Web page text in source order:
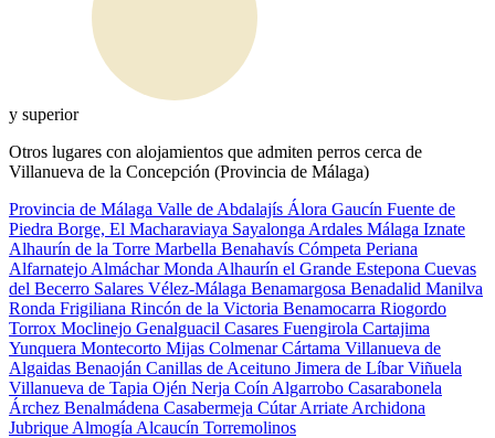
y superior
Otros lugares con alojamientos que admiten perros cerca de
Villanueva de la Concepción (Provincia de Málaga)
Provincia de Málaga Valle de Abdalajís Álora Gaucín Fuente de
Piedra Borge, El Macharaviaya Sayalonga Ardales Málaga Iznate
Alhaurín de la Torre Marbella Benahavís Cómpeta Periana
Alfarnatejo AlmácharMonda Alhaurín el Grande Estepona Cuevas
del Becerro Salares Vélez-Málaga Benamargosa Benadalid Manilva
Ronda Frigiliana Rincón de la Victoria Benamocarra Riogordo
Torrox Moclinejo Genalguacil Casares Fuengirola Cartajima
Yunquera Montecorto Mijas ColmenarCártama Villanueva de
Algaidas Benaoján Canillas de Aceituno Jimera de LíbarViñuela
Villanueva de Tapia Ojén Nerja Coín Algarrobo Casarabonela
Árchez Benalmádena Casabermeja CútarArriate Archidona
Jubrique Almogía Alcaucín Torremolinos